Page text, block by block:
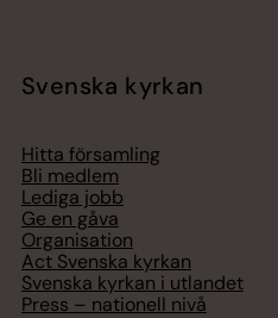
Svenska kyrkan
Hitta församling
Bli medlem
Lediga jobb
Ge en gåva
Organisation
Act Svenska kyrkan
Svenska kyrkan i utlandet
Press – nationell nivå